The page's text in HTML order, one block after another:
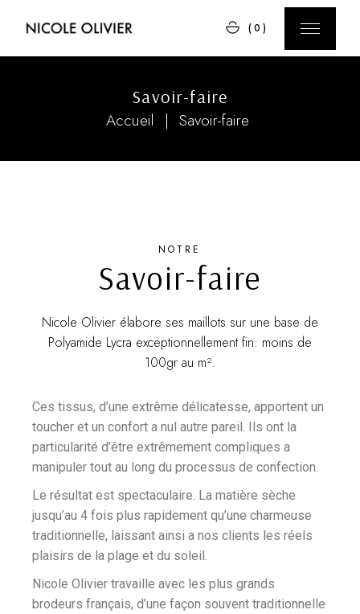
(0)
Savoir-faire
Accueil Savoir-faire
NOTRE
Savoir-faire
Nicole Olivier élabore ses maillots sur une base de
Polyamide Lycra exceptionnellement fin: moins de
100gr au m².
Ces tissus, d’une extrême délicatesse, apportent un
toucher et un confort a nul autre pareil. Ils ont la
particularité d’être extrêmement compliques a
manipuler tout au long du processus de confection.
Le résultat est spectaculaire. La matière sèche
jusqu’au 4 fois plus rapidement qu’une charmeuse
traditionnelle, laissant ainsi a nos clients les réels
plaisirs de la plage et du soleil.
Nicole Olivier travaille avec les plus grands
brodeurs français, d’une façon souvent traditionnelle